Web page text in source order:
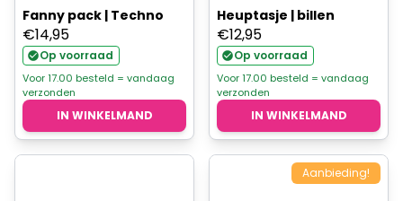
Fanny pack | Techno
€14,95
Op voorraad
Voor 17.00 besteld = vandaag
verzonden
IN WINKELMAND
Heuptasje | billen
€12,95
Op voorraad
Voor 17.00 besteld = vandaag
verzonden
IN WINKELMAND
Aanbieding!